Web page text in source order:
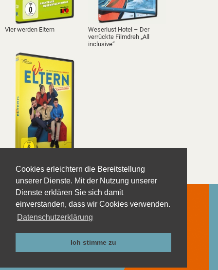
Cookies erleichtern die Bereitstellung
unserer Dienste. Mit der Nutzung unserer
Dienste erklären Sie sich damit
einverstanden, dass wir Cookies verwenden.
Datenschutzerklärung
Ich stimme zu
Vier werden Eltern
Weserlust Hotel – Der
verrückte Filmdreh „All
inclusive“
Wir Eltern